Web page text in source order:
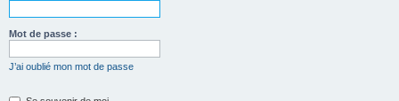
Mot de passe :
J’ai oublié mon mot de passe